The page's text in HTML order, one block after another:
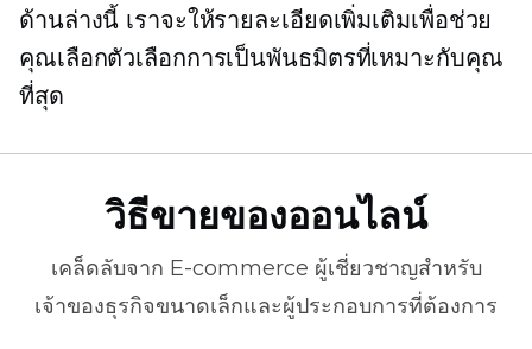
ด้านล่างนี้ เราจะให้รายละเอียดเพิ่มเติมเพื่อช่วย
คุณเลือกตัวเลือกการเป็นพันธมิตรที่เหมาะกับคุณ
ที่สุด
วิธีขายของออนไลน์
เคล็ดลับจาก E-commerce ผู้เชี่ยวชาญสำหรับ
เจ้าของธุรกิจขนาดเล็กและผู้ประกอบการที่ต้องการ